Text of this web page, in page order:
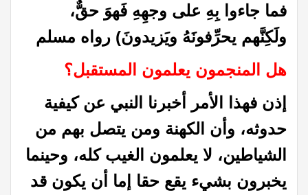
فما جاءوا بِهِ على وجهِهِ فَهوَ حقٌّ،
ولَكِنَّهم يحرِّفونَهُ ويَزيدونَ) رواه مسلم
هل المنجمون يعلمون المستقبل؟
إذن فهذا الأمر أخبرنا النبي عن كيفية
حدوثه، وأن الكهنة ومن يتصل بهم من
الشياطين، لا يعلمون الغيب كله، وحينما
يخبرون بشيء يقع حقا إما أن يكون قد